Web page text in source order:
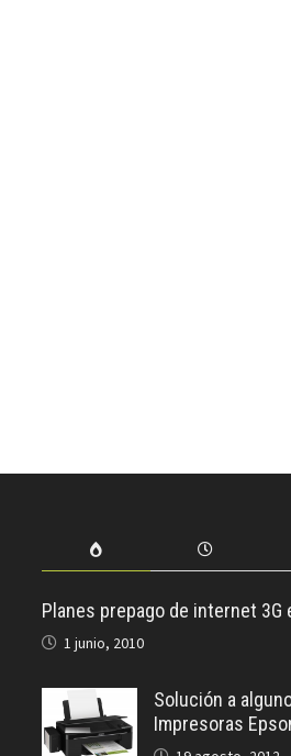
Planes prepago de internet 3G
1 junio, 2010
Solución a
Impresoras